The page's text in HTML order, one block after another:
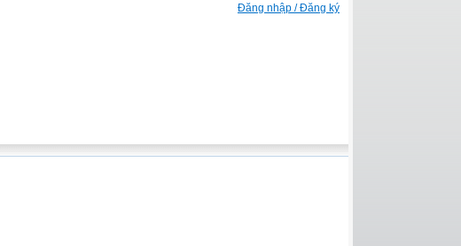
Đăng nhập / Đăng ký